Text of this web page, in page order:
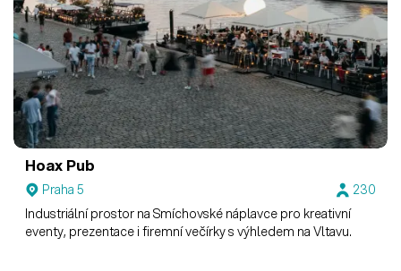
Hoax Pub
Praha 5
230
Industriální prostor na Smíchovské náplavce pro kreativní
eventy, prezentace i firemní večírky s výhledem na Vltavu.